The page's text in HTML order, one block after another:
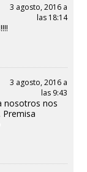
3 agosto, 2016 a
las 18:14
3 agosto, 2016 a
las 9:43
nosotros nos